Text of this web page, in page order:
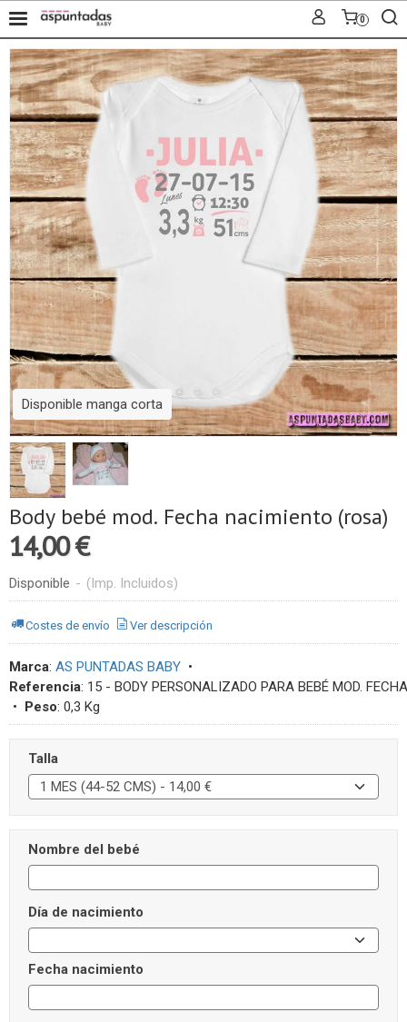
0
Disponible manga corta
Body bebé mod. Fecha nacimiento (rosa)
14,00 €
Disponible - (Imp. Incluidos)
Costes de envío Ver descripción
Marca: AS PUNTADAS BABY •
Referencia: 15 - BODY PERSONALIZADO PARA BEBÉ MOD.
• Peso: 0,3 Kg
Talla
Nombre del bebé
Día de nacimiento
Fecha nacimiento